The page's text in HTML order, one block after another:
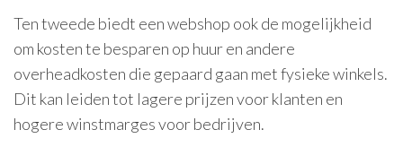
Ten tweede biedt een webshop ook de mogelijkheid
om kosten te besparen op huur en andere
overheadkosten die gepaard gaan met fysieke winkels.
Dit kan leiden tot lagere prijzen voor klanten en
hogere winstmarges voor bedrijven.